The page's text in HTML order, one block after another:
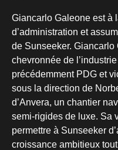
Giancarlo Galeone est à
d’administration et
de Sunseeker.
chevronnée de
précédemment PDG et
sous la direction de
d’Anvera, un chantier
semi-rigides de luxe. Sa
permettre à Sunseeker
croissance ambitieux